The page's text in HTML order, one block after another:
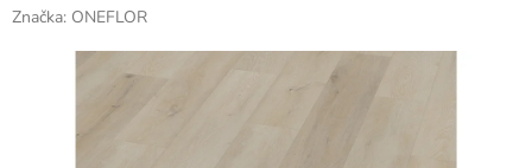
Značka: ONEFLOR